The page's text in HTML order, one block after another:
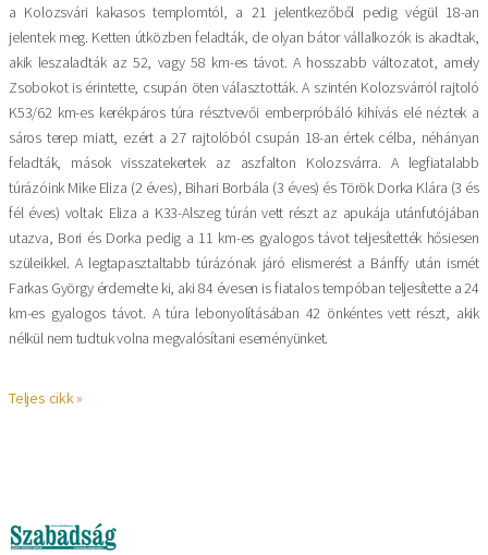
a Kolozsvári kakasos templomtól, a 21 jelentkezőből pedig végül 18-an
jelentek meg. Ketten útközben feladták, de olyan bátor vállalkozók is akadtak,
akik leszaladták az 52, vagy 58 km-es távot. A hosszabb változatot, amely
Zsobokot is érintette, csupán öten választották. A szintén Kolozsvárról rajtoló
K53/62 km-es kerékpáros túra résztvevői emberpróbáló kihívás elé néztek a
sáros terep miatt, ezért a 27 rajtolóból csupán 18-an értek célba, néhányan
feladták, mások visszatekertek az aszfalton Kolozsvárra. A legfiatalabb
túrázóink Mike Eliza (2 éves), Bihari Borbála (3 éves) és Török Dorka Klára (3 és
fél éves) voltak: Eliza a K33-Alszeg túrán vett részt az apukája utánfutójában
utazva, Bori és Dorka pedig a 11 km-es gyalogos távot teljesítették hősiesen
szüleikkel. A legtapasztaltabb túrázónak járó elismerést a Bánffy után ismét
Farkas György érdemelte ki, aki 84 évesen is fiatalos tempóban teljesítette a 24
km-es gyalogos távot. A túra lebonyolításában 42 önkéntes vett részt, akik
nélkül nem tudtuk volna megvalósítani eseményünket.
Teljes cikk »